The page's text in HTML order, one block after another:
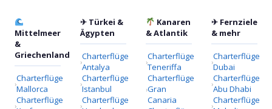
Mittelmeer
&
Griechenland
Charterflüge
Mallorca
Charterflüge
✈ Türkei &
Ägypten
Charterflüge
Antalya
Charterflüge
Istanbul
Charterflüge
Kanaren
& Atlantik
Charterflüge
Teneriffa
Charterflüge
Gran
Canaria
✈ Fernziele
& mehr
Charterflüge
Dubai
Charterflüge
Abu Dhabi
Charterflüge